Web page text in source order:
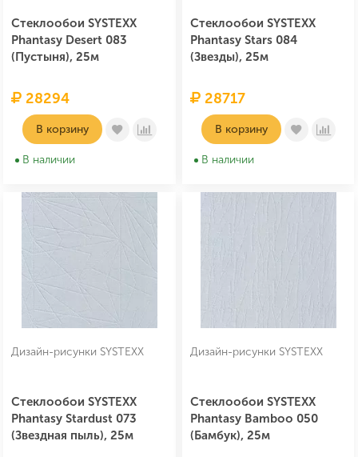
Стеклообои SYSTEXX
Phantasy Desert 083
(Пустыня), 25м
28294
В корзину
В наличии
Стеклообои SYSTEXX
Phantasy Stars 084
(Звезды), 25м
28717
В корзину
В наличии
Дизайн-рисунки SYSTEXX
Стеклообои SYSTEXX
Phantasy Stardust 073
(Звездная пыль), 25м
Дизайн-рисунки SYSTEXX
Стеклообои SYSTEXX
Phantasy Bamboo 050
(Бамбук), 25м